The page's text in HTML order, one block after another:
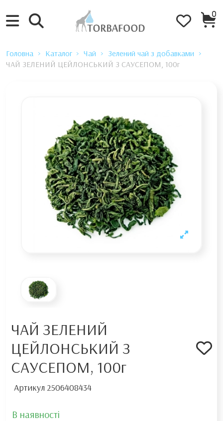
0
Головна Каталог Чай
Зелений чай з добавками
ЧАЙ ЗЕЛЕНИЙ ЦЕЙЛОНСЬКИЙ З САУСЕПОМ, 100г
ЧАЙ ЗЕЛЕНИЙ
ЦЕЙЛОНСЬКИЙ З
САУСЕПОМ, 100г
Артикул 2506408434
В наявності